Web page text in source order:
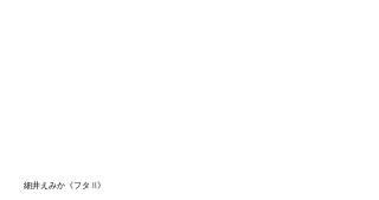
細井えみか《フタ II》